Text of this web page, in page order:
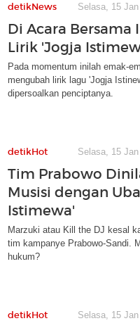
detikNews Selasa, 15
Di Acara
Lirik 'Jogja
Pada momentum inilah emak-
mengubah lirik lagu 'Jogja
dipersoalkan penciptanya.
detikHot Selasa, 15
Tim Prabowo
Musisi dengan
Istimewa'
Marzuki atau Kill the DJ kesal
tim kampanye Prabowo-Sandi.
hukum?
detikHot Selasa, 15